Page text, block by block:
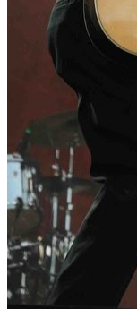
Revolverheld
Erda
RheinlandAkustik
Riverside
Resolve